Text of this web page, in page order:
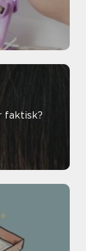
faktisk?